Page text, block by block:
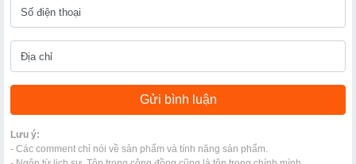
Lưu ý:
- Các comment chỉ nói về sản phẩm và tính năng sản phẩm.